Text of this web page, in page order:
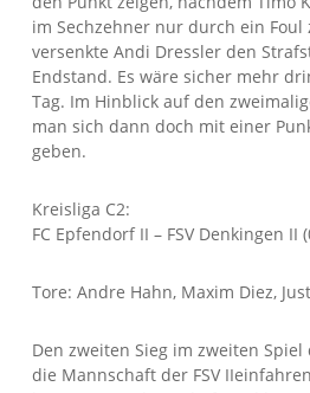
im Sechzehner nur durch ein
versenkte Andi Dressler den
Endstand. Es wäre sicher mehr
Tag. Im Hinblick auf den
man sich dann doch mit einer
geben.
Kreisliga C2:
FC Epfendorf II – FSV Denkingen II
Tore: Andre Hahn, Maxim Diez,
Den zweiten Sieg im zweiten
die Mannschaft der FSV